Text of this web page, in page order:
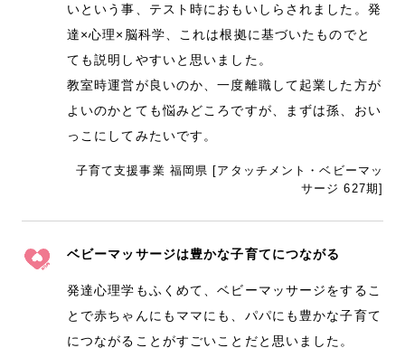
いという事、テスト時におもいしらされました。発
達×心理×脳科学、これは根拠に基づいたものでと
ても説明しやすいと思いました。
教室時運営が良いのか、一度離職して起業した方が
よいのかとても悩みどころですが、まずは孫、おい
っこにしてみたいです。
子育て支援事業 福岡県 [アタッチメント・ベビーマッ
サージ 627期]
ベビーマッサージは豊かな子育てにつながる
発達心理学もふくめて、ベビーマッサージをするこ
とで赤ちゃんにもママにも、パパにも豊かな子育て
につながることがすごいことだと思いました。